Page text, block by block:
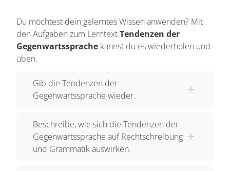
Du möchtest dein gelerntes Wissen anwenden? Mit
den Aufgaben zum LerntextTendenzen der
Gegenwartssprache kannst du es wiederholen und
üben.
Gib die Tendenzen der
Gegenwartssprache wieder.
Beschreibe, wie sich die Tendenzen der
Gegenwartssprache auf Rechtschreibung
und Grammatik auswirken.